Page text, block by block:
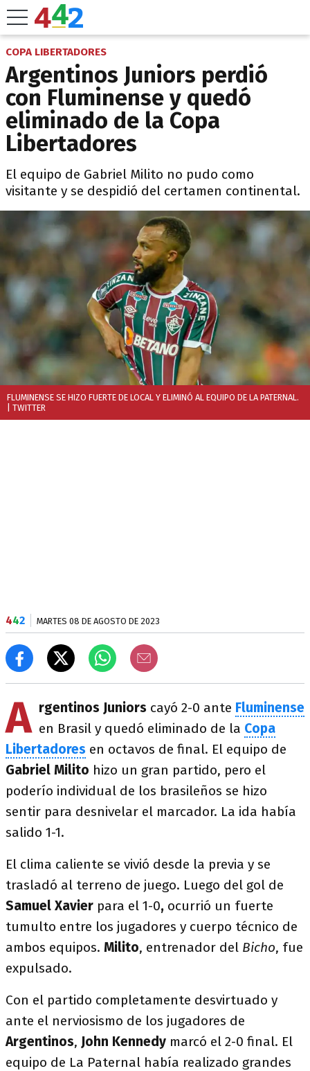
COPA LIBERTADORES
Argentinos Juniors perdió
con Fluminense y quedó
eliminado de la Copa
Libertadores
El equipo de Gabriel Milito no pudo como
visitante y se despidió del certamen continental.
FLUMINENSE SE HIZO FUERTE DE LOCAL Y ELIMINÓ AL EQUIPO DE LA PATERNAL.
| TWITTER
442 MARTES 08 DE AGOSTO DE 2023
A rgentinos Juniors cayó 2-0 ante Fluminense
en Brasil y quedó eliminado de la Copa
Libertadores en octavos de final. El equipo de
Gabriel Milito hizo un gran partido, pero el
poderío individual de los brasileños se hizo
sentir para desnivelar el marcador. La ida había
salido 1-1.
El clima caliente se vivió desde la previa y se
trasladó al terreno de juego. Luego del gol de
Samuel Xavier para el 1-0, ocurrió un fuerte
tumulto entre los jugadores y cuerpo técnico de
ambos equipos. Milito, entrenador del Bicho, fue
expulsado.
Con el partido completamente desvirtuado y
ante el nerviosismo de los jugadores de
Argentinos, John Kennedy marcó el 2-0 final. El
equipo de La Paternal había realizado grandes